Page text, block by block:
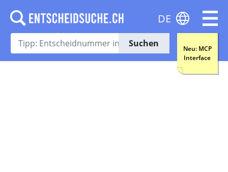
Suchen
Neu: MCP
Interface
DE